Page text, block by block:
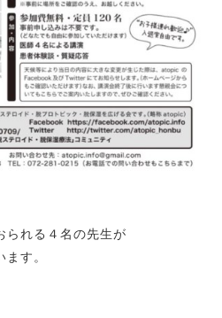
られる４名の先生が
す。